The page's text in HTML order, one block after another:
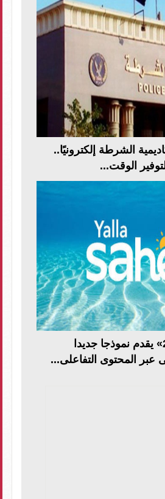
الشرطة إلكترونيًا..
الوقت...
«يلا ساحل 2026» يقدم نموذجا جديدا
عبر المحتوى التفاعلى...